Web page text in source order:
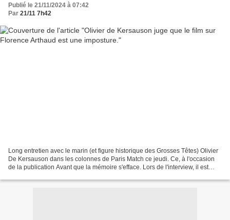
Publié le 21/11/2024 à 07:42
Par 21/11 7h42
Long entretien avec le marin (et figure historique des Grosses Têtes) Olivier
De Kersauson dans les colonnes de Paris Match ce jeudi. Ce, à l'occasion
de la publication Avant que la mémoire s'efface. Lors de l'interview, il est